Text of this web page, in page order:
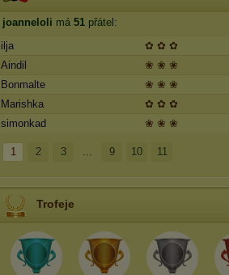
joanneloli má 51 přátel:
ilja
✿ ✿ ✿
Aindil
❀ ❀ ❀
Bonmalte
❀ ❀ ❀
Marishka
✿ ✿ ✿
simonkad
❀ ❀ ❀
1 2 3 ... 9 10 11
Trofeje